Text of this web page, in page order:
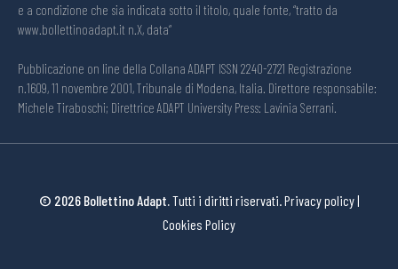
e a condizione che sia indicata sotto il titolo, quale fonte, “tratto da
www.bollettinoadapt.it n.X, data“
Pubblicazione on line della Collana ADAPT ISSN 2240-2721 Registrazione
n.1609, 11 novembre 2001, Tribunale di Modena, Italia. Direttore responsabile:
Michele Tiraboschi; Direttrice ADAPT University Press: Lavinia Serrani.
© 2026 Bollettino Adapt.Tutti i diritti riservati.Privacy policy|
Cookies Policy